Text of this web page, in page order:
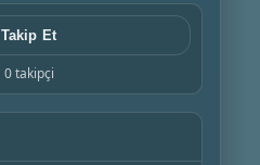
Takip Et
0 takipçi